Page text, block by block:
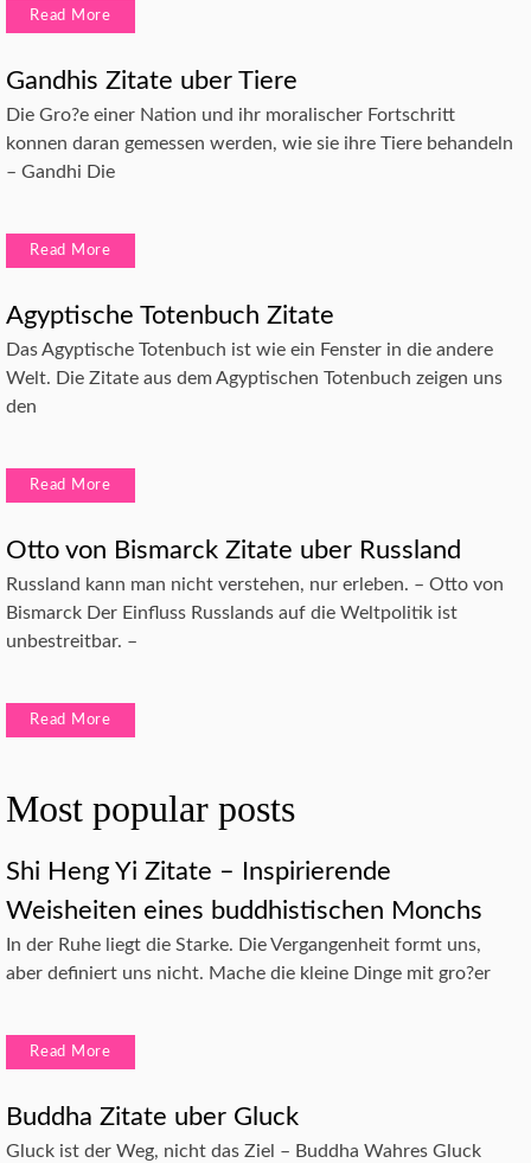
Read More
Gandhis Zitate uber Tiere
Die Gro?e einer Nation und ihr moralischer Fortschritt
konnen daran gemessen werden, wie sie ihre Tiere behandeln
– Gandhi Die
Read More
Agyptische Totenbuch Zitate
Das Agyptische Totenbuch ist wie ein Fenster in die andere
Welt. Die Zitate aus dem Agyptischen Totenbuch zeigen uns
den
Read More
Otto von Bismarck Zitate uber Russland
Russland kann man nicht verstehen, nur erleben. – Otto von
Bismarck Der Einfluss Russlands auf die Weltpolitik ist
unbestreitbar. –
Read More
Most popular posts
Shi Heng Yi Zitate – Inspirierende
Weisheiten eines buddhistischen Monchs
In der Ruhe liegt die Starke. Die Vergangenheit formt uns,
aber definiert uns nicht. Mache die kleine Dinge mit gro?er
Read More
Buddha Zitate uber Gluck
Gluck ist der Weg, nicht das Ziel – Buddha Wahres Gluck